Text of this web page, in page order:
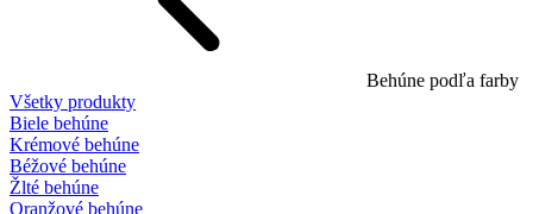
Behúne podľa farby
Všetky produkty
Biele behúne
Krémové behúne
Béžové behúne
Žlté behúne
Oranžové behúne